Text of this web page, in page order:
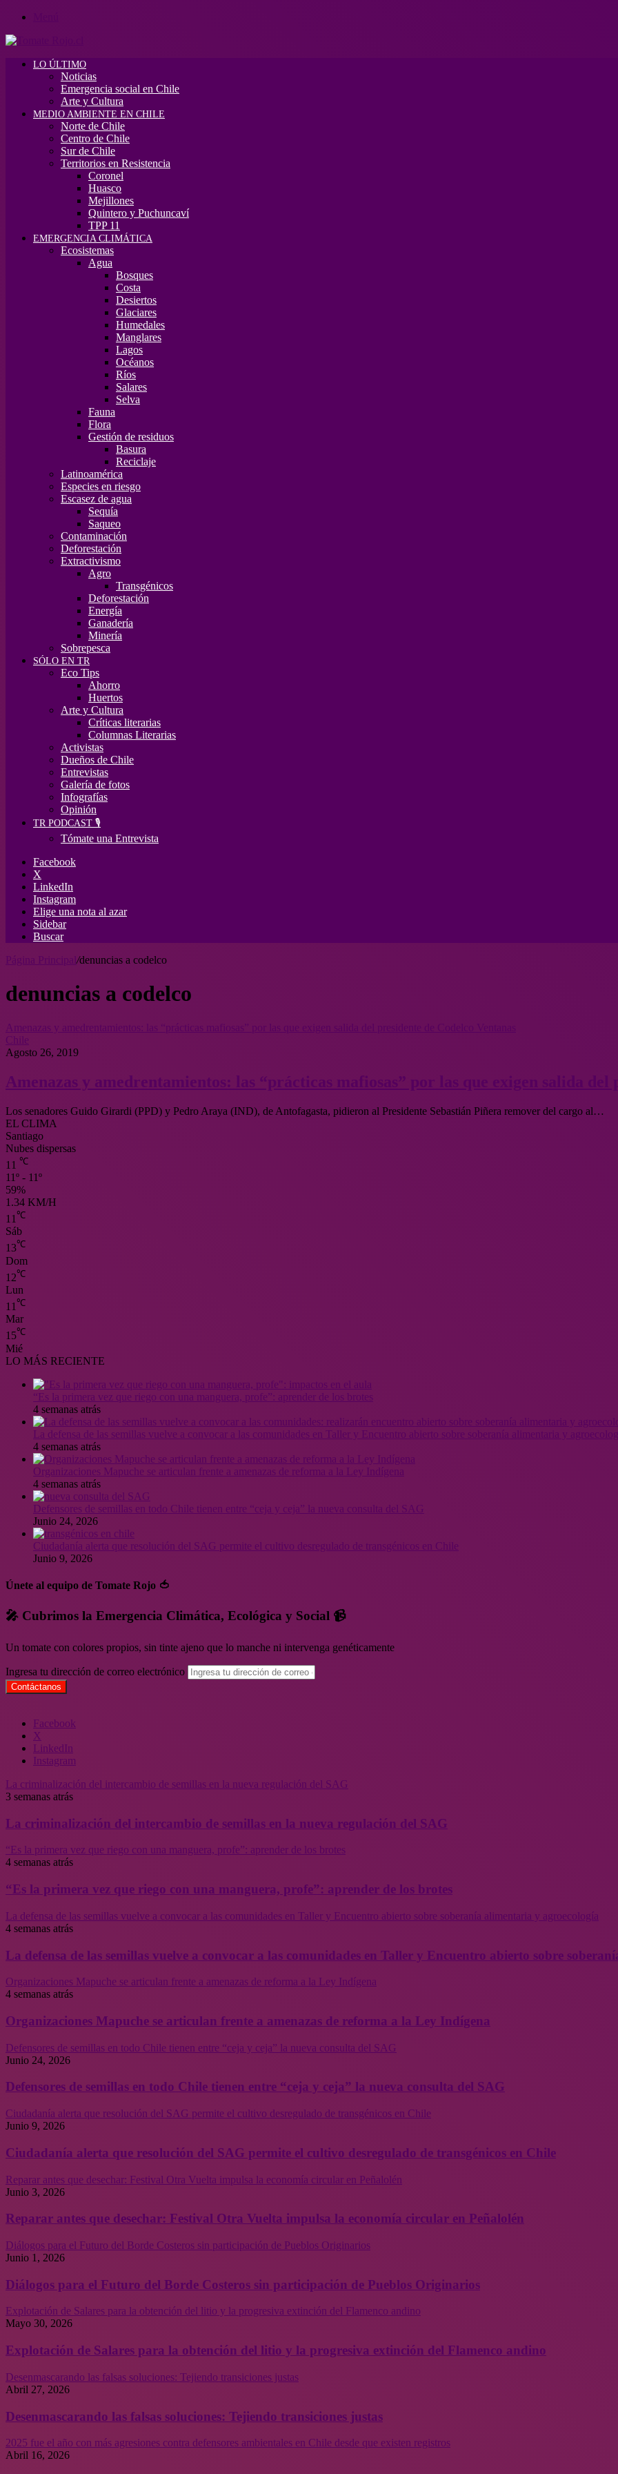
LO ÚLTIMO
Noticias
Emergencia social en Chile
Arte y Cultura
MEDIO AMBIENTE EN CHILE
Norte de Chile
Centro de Chile
Sur de Chile
Territorios en Resistencia
Coronel
Huasco
Mejillones
Quintero y Puchuncaví
TPP 11
EMERGENCIA CLIMÁTICA
Ecosistemas
Agua
Bosques
Costa
Desiertos
Glaciares
Humedales
Manglares
Lagos
Océanos
Ríos
Salares
Selva
Fauna
Flora
Gestión de residuos
Basura
Reciclaje
Latinoamérica
Especies en riesgo
Escasez de agua
Sequía
Saqueo
Contaminación
Deforestación
Extractivismo
Agro
Transgénicos
Deforestación
Energía
Ganadería
Minería
Sobrepesca
SÓLO EN TR
Eco Tips
Ahorro
Huertos
Arte y Cultura
Críticas literarias
Columnas Literarias
Activistas
Dueños de Chile
Entrevistas
Galería de fotos
Infografías
Opinión
TR PODCAST 🎙️
Tómate una Entrevista
Facebook
X
LinkedIn
Instagram
Elige una nota al azar
Sidebar
Buscar
Página Principal /denuncias a codelco
denuncias a codelco
Amenazas y amedrentamientos: las “prácticas mafiosas” por las que exigen salida del presidente de Codelco Ventanas
Chile
Agosto 26, 2019
Amenazas y amedrentamientos: las “prácticas mafiosas” por las que exigen salida del
Los senadores Guido Girardi (PPD) y Pedro Araya (IND), de Antofagasta, pidieron al Presidente Sebastián Piñera remover del cargo al…
EL CLIMA
Santiago
Nubes dispersas
11 ℃
11º - 11º
59%
1.34 KM/H
11 ℃
Sáb
13℃
Dom
12℃
Lun
11 ℃
Mar
15℃
Mié
LO MÁS RECIENTE
“Es la primera vez que riego con una manguera, profe”: aprender de los brotes
4 semanas atrás
La defensa de las semillas vuelve a convocar a las comunidades en Taller y Encuentro abierto sobre soberanía alimentaria y
4 semanas atrás
Organizaciones Mapuche se articulan frente a amenazas de reforma a la Ley Indígena
4 semanas atrás
Defensores de semillas en todo Chile tienen entre “ceja y ceja” la nueva consulta del SAG
Junio 24, 2026
Ciudadanía alerta que resolución del SAG permite el cultivo desregulado de transgénicos en Chile
Junio 9, 2026
Únete al equipo de Tomate Rojo 🍅
🎤 Cubrimos la Emergencia Climática, Ecológica y Social 📹
Un tomate con colores propios, sin tinte ajeno que lo manche ni intervenga genéticamente
Ingresa tu dirección de correo electrónico
Facebook
X
LinkedIn
Instagram
La criminalización del intercambio de semillas en la nueva regulación del SAG
3 semanas atrás
La criminalización del intercambio de semillas en la nueva regulación del SAG
“Es la primera vez que riego con una manguera, profe”: aprender de los brotes
4 semanas atrás
“Es la primera vez que riego con una manguera, profe”: aprender de los brotes
La defensa de las semillas vuelve a convocar a las comunidades en Taller y Encuentro abierto sobre soberanía alimentaria y agroecología
4 semanas atrás
La defensa de las semillas vuelve a convocar a las comunidades en Taller y Encuentro abierto sobre
Organizaciones Mapuche se articulan frente a amenazas de reforma a la Ley Indígena
4 semanas atrás
Organizaciones Mapuche se articulan frente a amenazas de reforma a la Ley Indígena
Defensores de semillas en todo Chile tienen entre “ceja y ceja” la nueva consulta del SAG
Junio 24, 2026
Defensores de semillas en todo Chile tienen entre “ceja y ceja” la nueva consulta del SAG
Ciudadanía alerta que resolución del SAG permite el cultivo desregulado de transgénicos en Chile
Junio 9, 2026
Ciudadanía alerta que resolución del SAG permite el cultivo desregulado de transgénicos en Chile
Reparar antes que desechar: Festival Otra Vuelta impulsa la economía circular en Peñalolén
Junio 3, 2026
Reparar antes que desechar: Festival Otra Vuelta impulsa la economía circular en Peñalolén
Diálogos para el Futuro del Borde Costeros sin participación de Pueblos Originarios
Junio 1, 2026
Diálogos para el Futuro del Borde Costeros sin participación de Pueblos Originarios
Explotación de Salares para la obtención del litio y la progresiva extinción del Flamenco andino
Mayo 30, 2026
Explotación de Salares para la obtención del litio y la progresiva extinción del Flamenco andino
Desenmascarando las falsas soluciones: Tejiendo transiciones justas
Abril 27, 2026
Desenmascarando las falsas soluciones: Tejiendo transiciones justas
2025 fue el año con más agresiones contra defensores ambientales en Chile desde que existen registros
Abril 16, 2026